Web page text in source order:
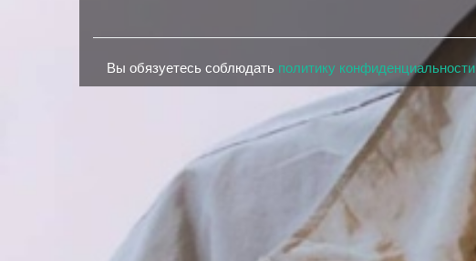
Вы обязуетесь соблюдать политику конфиденциальности